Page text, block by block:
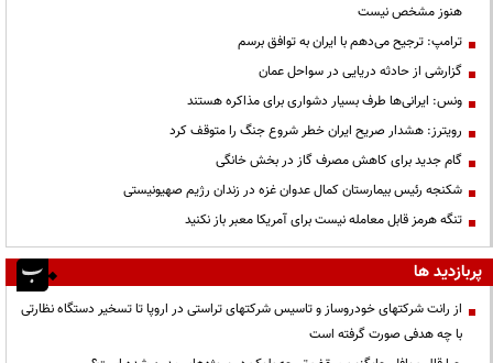
هنوز مشخص نیست
ترامپ: ترجیح می‌دهم با ایران به توافق برسم
گزارشی از حادثه دریایی در سواحل عمان
ونس: ایرانی‌ها طرف بسیار دشواری برای مذاکره هستند
رویترز: هشدار صریح ایران خطر شروع جنگ را متوقف کرد
گام جدید برای کاهش مصرف گاز در بخش خانگی
شکنجه رئیس بیمارستان کمال عدوان غزه در زندان رژیم صهیونیستی
تنگه هرمز قابل معامله نیست برای آمریکا معبر باز نکنید
پربازدید ها
از رانت‌ شرکتهای خودروساز و تاسیس شرکتهای تراستی در اروپا تا تسخیر دستگاه نظارتی
با چه هدفی صورت گرفته است